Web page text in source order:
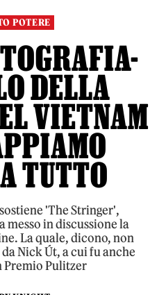
POTERE
DELLA
VIETNAM
TUTTO
'The Stringer',
in discussione la
La quale, dicono, non
Nick Út, a cui fu anche
Premio Pulitzer